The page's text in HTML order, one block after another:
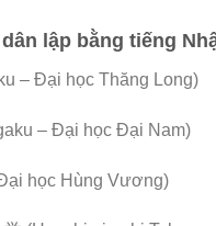
lập bằng tiếng
– Đại học Thăng Long)
– Đại học Đại Nam)
học Hùng Vương)